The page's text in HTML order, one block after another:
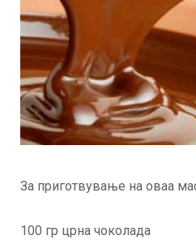
За приготвување на оваа
100 гр црна чоколада